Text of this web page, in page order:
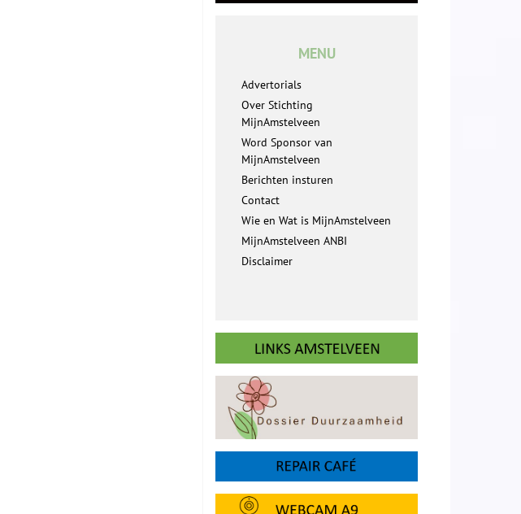
MENU
Advertorials
Over Stichting
MijnAmstelveen
Word Sponsor van
MijnAmstelveen
Berichten insturen
Contact
Wie en Wat is MijnAmstelveen
MijnAmstelveen ANBI
Disclaimer